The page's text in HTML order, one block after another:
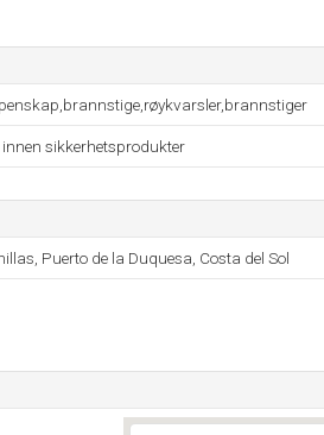
sikkerhetsprodukter
Puerto de la Duquesa, Costa del Sol